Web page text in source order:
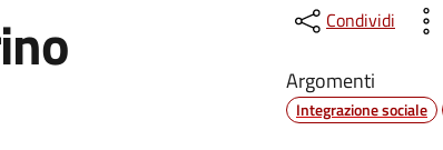
Condividi
Argomenti
Integrazione sociale